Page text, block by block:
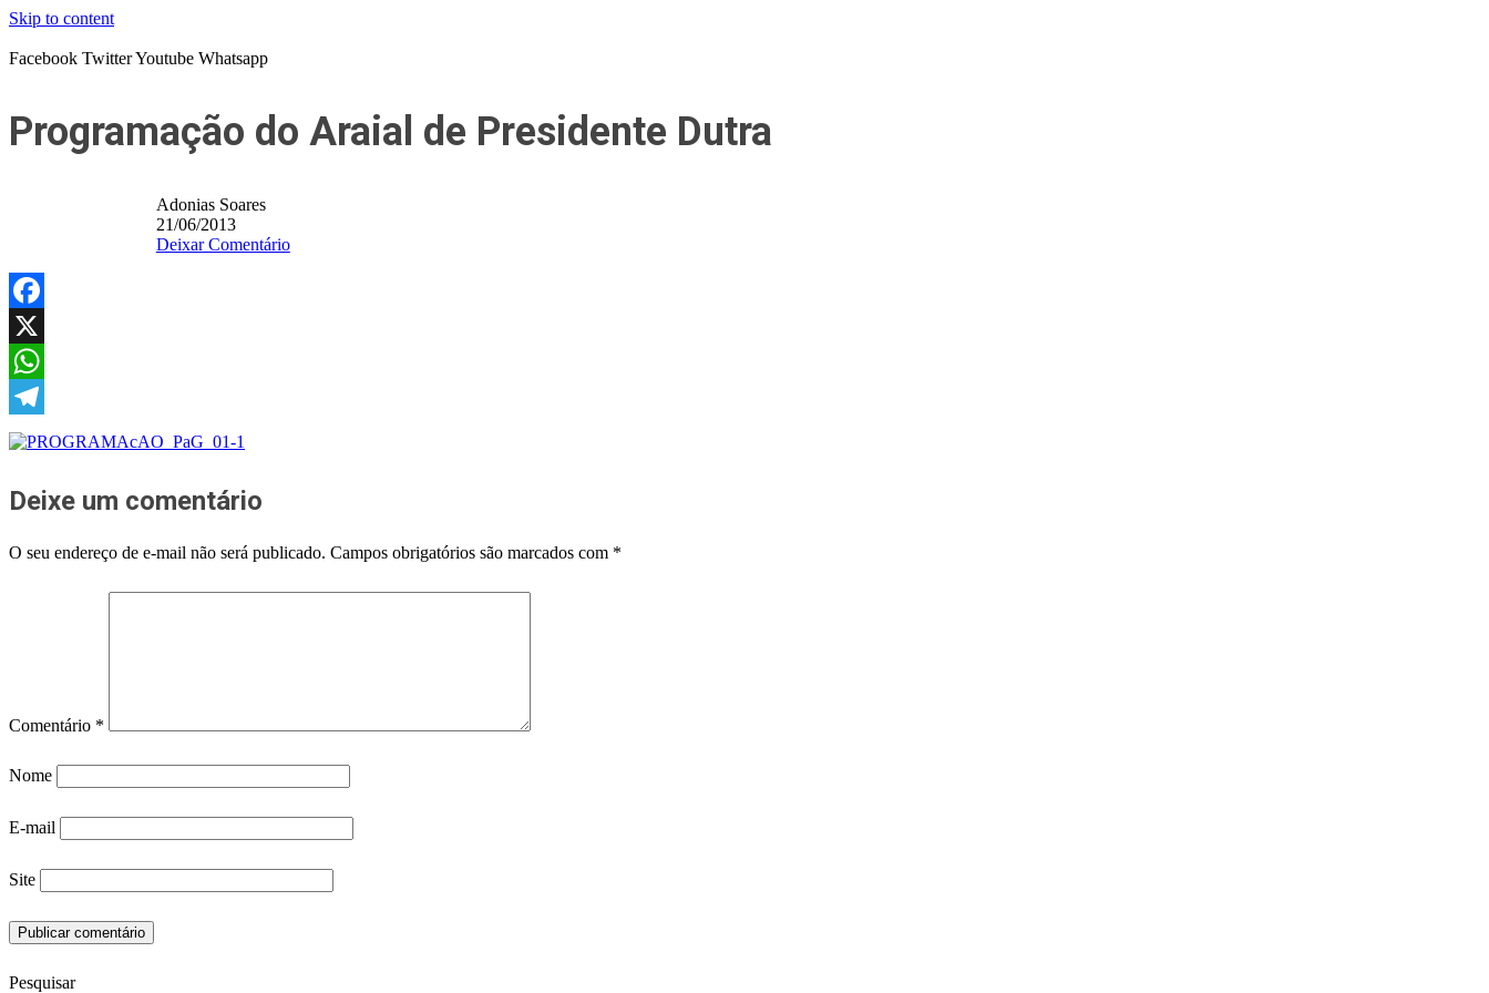
Skip to content
Facebook TwitterYoutube Whatsapp
Programação do Araial de Presidente Dutra
Adonias Soares
21/06/2013
Deixar Comentário
Facebook
X
WhatsApp
Telegram
Deixe um comentário
O seu endereço de e-mail não será publicado. Campos obrigatórios são marcados com *
Comentário *
Nome
E-mail
Site
Pesquisar